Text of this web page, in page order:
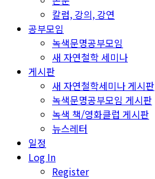
칼럼, 강의, 강연
공부모임
녹색문명공부모임
새 자연철학 세미나
게시판
새 자연철학세미나 게시판
녹색문명공부모임 게시판
녹색 책/영화클럽 게시판
뉴스레터
일정
Log In
Register